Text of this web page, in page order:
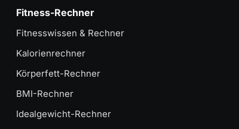
Fitness-Rechner
Fitnesswissen & Rechner
Kalorienrechner
Körperfett-Rechner
BMI-Rechner
Idealgewicht-Rechner